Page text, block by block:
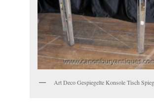
Art Deco Gespiegelte Konsole Tisch